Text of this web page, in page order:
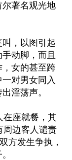
著名观光地
，以图引起
动脚，而且
女的甚至跨
对男女同入
淫荡声。
在座就餐，其
周边客人谴责
方发生争执，